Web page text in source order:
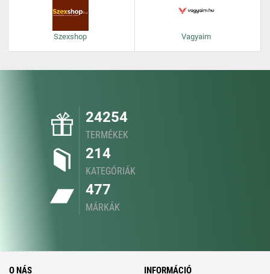
Szexshop Vagyaim
24254
TERMÉKEK
214
KATEGÓRIÁK
477
MÁRKÁK
O NÁS INFORMÁCIÓ